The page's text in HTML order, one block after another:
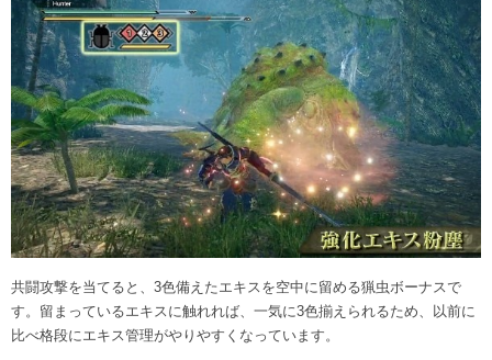
共闘攻撃を当てると、3色備えたエキスを空中に留める猟虫ボーナスで
す。留まっているエキスに触れれば、一気に3色揃えられるため、以前に
比べ格段にエキス管理がやりやすくなっています。